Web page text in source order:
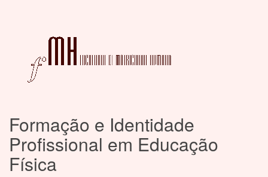
Formação e Identidade
Profissional em Educação
Física